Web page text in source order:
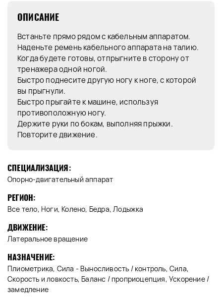
ОПИСАНИЕ
Встаньте прямо рядом с кабельным аппаратом.
Наденьте ремень кабельного аппарата на талию.
Когда будете готовы, отпрыгните в сторону от
тренажера одной ногой.
Быстро поднесите другую ногу к ноге, с которой
вы прыгнули.
Быстро прыгайте к машине, используя
противоположную ногу.
Держите руки по бокам, выполняя прыжки.
Повторите движение.
СПЕЦИАЛИЗАЦИЯ:
Опорно-двигательный аппарат
РЕГИОН:
Все тело, Ноги, Колено, Бедра, Лодыжка
ДВИЖЕНИЕ:
Латеральное вращение
НАЗНАЧЕНИЕ:
Плиометрика, Сила - Выносливость / контроль, Сила,
Скорость и ловкость, Баланс / проприоцепция, Ускорение /
замедление